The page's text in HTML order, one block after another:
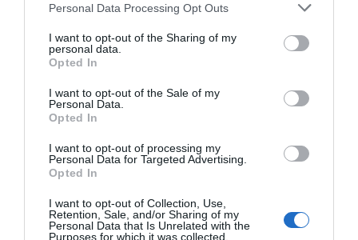
Personal Data Processing Opt Outs
I want to opt-out of the Sharing of my
personal data.
Opted In
I want to opt-out of the Sale of my
Personal Data.
Opted In
I want to opt-out of processing my
Personal Data for Targeted Advertising.
Opted In
I want to opt-out of Collection, Use,
Retention, Sale, and/or Sharing of my
Personal Data that Is Unrelated with the
Purposes for which it was collected.
6 eladó Makovecz-ház, amire le lehet csapni
HELY&SZELLEM
2024. november 27.
főépülete
AKTUÁLIS